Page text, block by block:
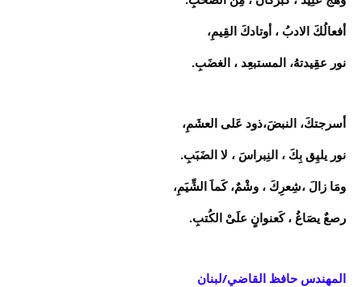
أفعالُكَ الادبُ ، أوتادكَ القِيمِ،
نور عقِيدتهُ، المستبعِد ، الغضَبِ.
أسرجتكَ، النبضَ،ذود عَلى العشَمِ،
نور يليِق بِكَ ، النِبراسَ ، لا الضَبَبِ.
ومَا زالَ ،شِعرِكَ ، وشْمٌ، كَماَ الشِّيَمِ،
رصعٌ يصَاغُ ، كَعنوانٍ علَىْ الكُتبِ.
المهندس حافظ القاضي/لبنان